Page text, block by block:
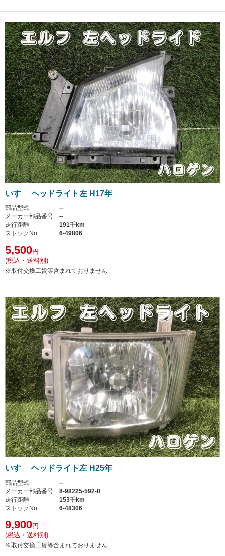
いすゞ ヘッドライト左 H17年
部品型式
--
メーカー部品番号
--
走行距離
191千km
ストックNo.
6-49806
5,500円
(税込・送料別)
※取付交換工賃等含まれておりません
いすゞ ヘッドライト左 H25年
部品型式
--
メーカー部品番号
8-98225-592-0
走行距離
153千km
ストックNo.
6-48306
9,900円
(税込・送料別)
※取付交換工賃等含まれておりません